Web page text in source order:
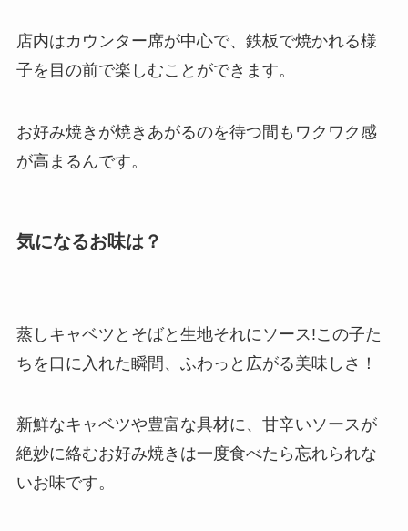
店内はカウンター席が中心で、鉄板で焼かれる様
子を目の前で楽しむことができます。
お好み焼きが焼きあがるのを待つ間もワクワク感
が高まるんです。
気になるお味は？
蒸しキャベツとそばと生地それにソース!この子た
ちを口に入れた瞬間、ふわっと広がる美味しさ！
新鮮なキャベツや豊富な具材に、甘辛いソースが
絶妙に絡むお好み焼きは一度食べたら忘れられな
いお味です。